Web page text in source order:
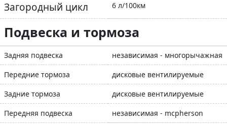
Загородный цикл 6 л/100км
Подвеска и тормоза
Задняя подвеска
независимая - многорычажная
Передние тормоза
дисковые вентилируемые
Задние тормоза
дисковые вентилируемые
Передняя подвеска
независимая - mcpherson